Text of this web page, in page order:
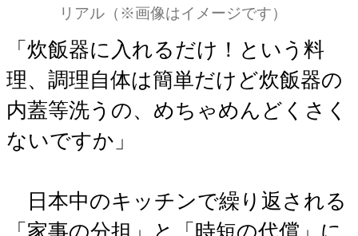
リアル（※画像はイメージです）
「炊飯器に入れるだけ！という料
理、調理自体は簡単だけど炊飯器の
内蓋等洗うの、めちゃめんどくさく
ないですか」
日本中のキッチンで繰り返される